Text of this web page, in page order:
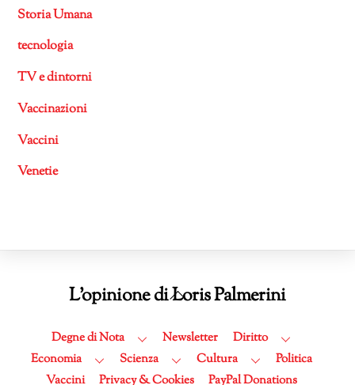
Storia Umana
tecnologia
TV e dintorni
Vaccinazioni
Vaccini
Venetie
Back
Top
L'opinione di Loris Palmerini
Degne di Nota Newsletter
Diritto
Economia
Scienza Cultura
Politica
Vaccini
Privacy & Cookies PayPal Donations